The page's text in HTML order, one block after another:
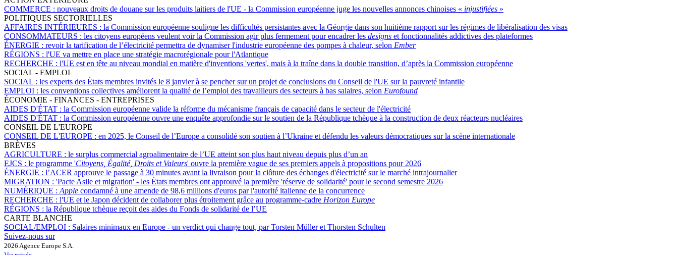
COMMERCE : nouveaux droits de douane sur les produits laitiers de l'UE - la Commission européenne juge les nouvelles annonces chinoises « injustifiées »
POLITIQUES SECTORIELLES
AFFAIRES INTÉRIEURES : la Commission européenne souligne les difficultés persistantes avec la Géorgie dans son huitième rapport sur les régimes de libéralisation des visas
CONSOMMATEURS : les citoyens européens veulent voir la Commission agir plus fermement pour encadrer les designs et fonctionnalités addictives des plateformes
ÉNERGIE : revoir la tarification de l’électricité permettra de dynamiser l'industrie européenne des pompes à chaleur, selon Ember
RÉGIONS : l'UE va mettre en place une stratégie macrorégionale pour l'Atlantique
RECHERCHE : l'UE est en tête au niveau mondial en matière d'inventions 'vertes', mais à la traîne dans la double transition, d’après la Commission européenne
SOCIAL - EMPLOI
SOCIAL : les experts des États membres invités le 8 janvier à se pencher sur un projet de conclusions du Conseil de l'UE sur la pauvreté infantile
EMPLOI : les conventions collectives améliorent la qualité de l’emploi des travailleurs des secteurs à bas salaires, selon Eurofound
ÉCONOMIE - FINANCES - ENTREPRISES
AIDES D'ÉTAT : la Commission européenne valide la réforme du mécanisme français de capacité dans le secteur de l'électricité
AIDES D'ÉTAT : la Commission européenne ouvre une enquête approfondie sur le soutien de la République tchèque à la construction de deux réacteurs nucléaires
CONSEIL DE L'EUROPE
CONSEIL DE L'EUROPE : en 2025, le Conseil de l’Europe a consolidé son soutien à l’Ukraine et défendu les valeurs démocratiques sur la scène internationale
BRÈVES
AGRICULTURE : le surplus commercial agroalimentaire de l’UE atteint son plus haut niveau depuis plus d’un an
EJCS : le programme 'Citoyens, Égalité, Droits et Valeurs' ouvre la première vague de ses premiers appels à propositions pour 2026
ÉNERGIE : l’ACER approuve le passage à 30 minutes avant la livraison pour la clôture des échanges d'électricité sur le marché intrajournalier
MIGRATION : 'Pacte Asile et migration' - les États membres ont approuvé la première 'réserve de solidarité' pour le second semestre 2026
NUMÉRIQUE : Apple condamné à une amende de 98,6 millions d'euros par l'autorité italienne de la concurrence
RECHERCHE : l'UE et le Japon décident de collaborer plus étroitement grâce au programme-cadre Horizon Europe
RÉGIONS : la République tchèque reçoit des aides du Fonds de solidarité de l’UE
CARTE BLANCHE
SOCIAL/EMPLOI : Salaires minimaux en Europe - un verdict qui change tout, par Torsten Müller et Thorsten Schulten
Suivez-nous sur
2026 Agence Europe S.A.